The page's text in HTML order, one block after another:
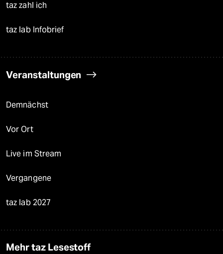
taz zahl ich
taz lab Infobrief
Veranstaltungen
Demnächst
Vor Ort
Live im Stream
Vergangene
taz lab 2027
Mehr taz Lesestoff